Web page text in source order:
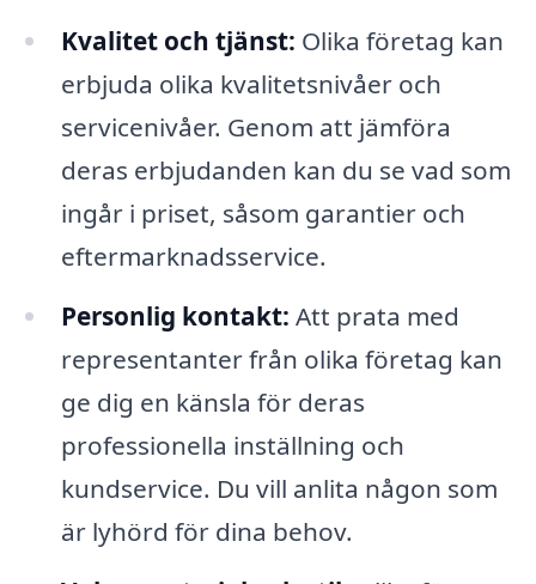
Kvalitet och tjänst: Olika företag kan
erbjuda olika kvalitetsnivåer och
servicenivåer. Genom att jämföra
deras erbjudanden kan du se vad som
ingår i priset, såsom garantier och
eftermarknadsservice.
Personlig kontakt: Att prata med
representanter från olika företag kan
ge dig en känsla för deras
professionella inställning och
kundservice. Du vill anlita någon som
är lyhörd för dina behov.